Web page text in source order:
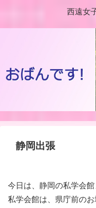
西遠女
静岡出張
今日は、静岡の私学会館
私学会館は、県庁前の